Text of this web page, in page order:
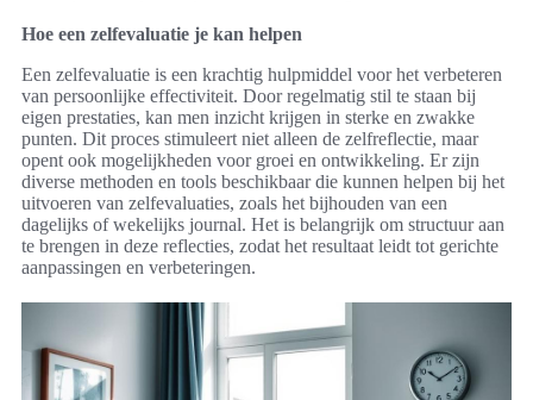
Hoe een zelfevaluatie je kan helpen
Een zelfevaluatie is een krachtig hulpmiddel voor het verbeteren
van persoonlijke effectiviteit. Door regelmatig stil te staan bij
eigen prestaties, kan men inzicht krijgen in sterke en zwakke
punten. Dit proces stimuleert niet alleen de zelfreflectie, maar
opent ook mogelijkheden voor groei en ontwikkeling. Er zijn
diverse methoden en tools beschikbaar die kunnen helpen bij het
uitvoeren van zelfevaluaties, zoals het bijhouden van een
dagelijks of wekelijks journal. Het is belangrijk om structuur aan
te brengen in deze reflecties, zodat het resultaat leidt tot gerichte
aanpassingen en verbeteringen.